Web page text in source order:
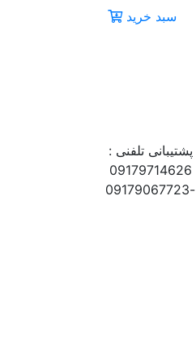
سبد خرید
پشتیبانی تلفنی :
09179714626
-09179067723